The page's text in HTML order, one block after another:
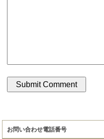
お問い合わせ電話番号